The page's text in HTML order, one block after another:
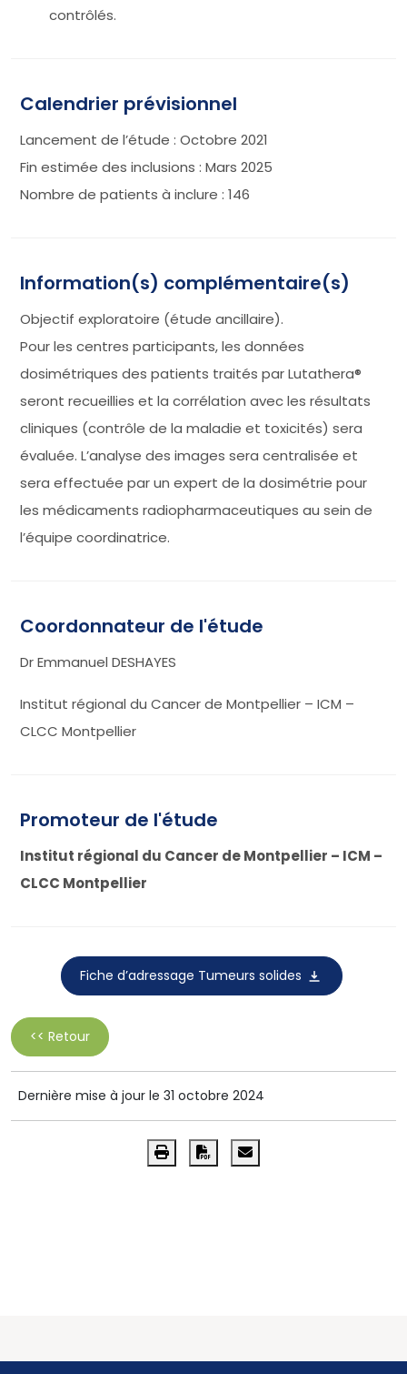
contrôlés.
Calendrier prévisionnel
Lancement de l’étude : Octobre 2021
Fin estimée des inclusions : Mars 2025
Nombre de patients à inclure : 146
Information(s) complémentaire(s)
Objectif exploratoire (étude ancillaire).
Pour les centres participants, les données
dosimétriques des patients traités par Lutathera®
seront recueillies et la corrélation avec les résultats
cliniques (contrôle de la maladie et toxicités) sera
évaluée. L’analyse des images sera centralisée et
sera effectuée par un expert de la dosimétrie pour
les médicaments radiopharmaceutiques au sein de
l’équipe coordinatrice.
Coordonnateur de l'étude
Dr Emmanuel DESHAYES
Institut régional du Cancer de Montpellier – ICM –
CLCC Montpellier
Promoteur de l'étude
Institut régional du Cancer de Montpellier – ICM –
CLCC Montpellier
Fiche d’adressage Tumeurs solides
<< Retour
Dernière mise à jour le 31 octobre 2024